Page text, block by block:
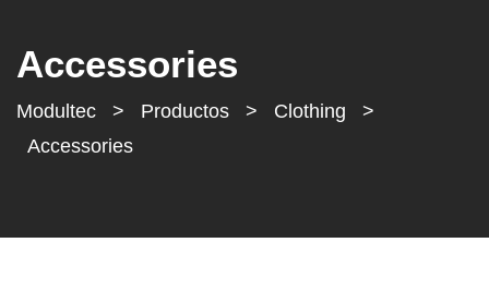
Accessories
Modultec > Productos > Clothing
>
Accessories